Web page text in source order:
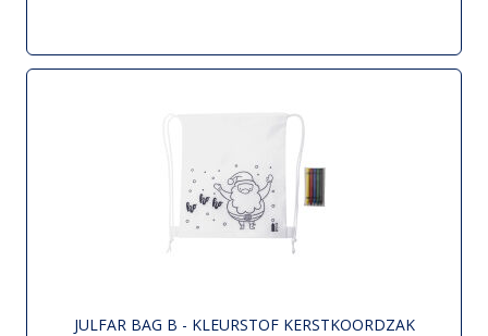
JULFAR BAG B - KLEURSTOF KERSTKOORDZAK